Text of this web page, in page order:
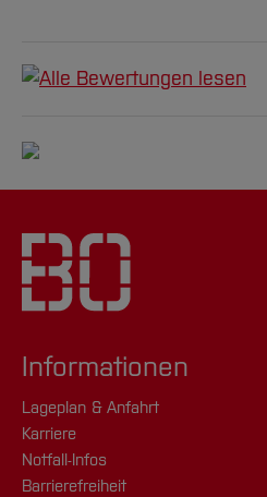
Informationen
Lageplan & Anfahrt
Karriere
Notfall-Infos
Barrierefreiheit